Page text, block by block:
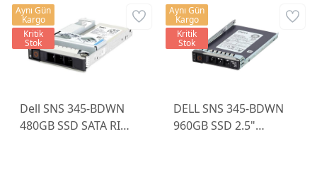
Dell SNS 345-BDWN
480GB SSD SATA RI
Aynı Gün
Kargo
Kritik
Stok
DELL SNS 345-BDWN
960GB SSD 2.5"
Aynı Gün
Kargo
Kritik
Stok